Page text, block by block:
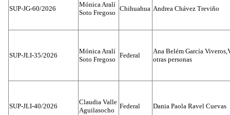
SUP-JG-60/2026
Mónica Aralí
Soto Fregoso
Chihuahua Andrea Chávez Treviño
SUP-JLI-35/2026
Mónica Aralí
Soto Fregoso
Federal
Ana Belém García
otras personas
SUP-JLI-40/2026
Claudia Valle
Aguilasocho
Federal Dania Paola Ravel Cuevas